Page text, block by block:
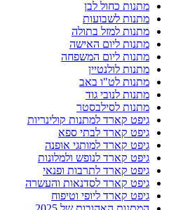
מתנות כחול לבן
מתנות לשבועות
מתנות למזל בתולה
מתנות ליום האישה
מתנות ליום המשפחה
מתנות לולנטיין
מתנות לט"ו באב
מתנות לנובי גוד
מתנות לסילבסטר
גיפט קארד למתנות קולינריות
גיפט קארד לבתי ספא
גיפט קארד למותגי אופנה
גיפט קארד לנופש ולמלונות
גיפט קארד לתרבות ופנאי
גיפט קארד לסדנאות והעשרה
גיפט קארד ליופי וטיפוח